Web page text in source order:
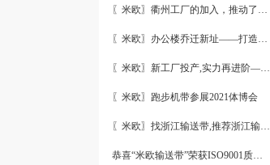
〖米欧〗衢州工厂的加入，推动了产能更节约了成本。
〖米欧〗办公楼乔迁新址——打造新起点 再著新篇章
〖米欧〗新工厂投产,实力再进阶—米欧带业衢州工厂投产并平稳运
〖米欧〗跑步机带参展2021体博会
〖米欧〗找浙江输送带,推荐浙江输送带生产厂家“米欧”
恭喜“米欧输送带”荣获ISO9001质量体系认证